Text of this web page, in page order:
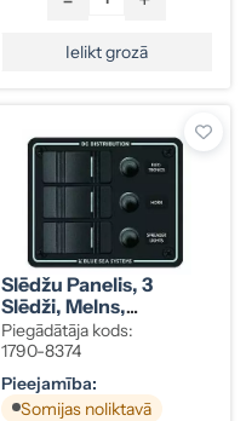
Ielikt grozā
Slēdžu Panelis, 3
Slēdži, Melns,
Ūdensizturīgs IP66, Ar
Automātdrošinātāju,
12/24V, Kods 1790-
8374
Piegādātāja kods:
1790-8374
Pieejamība:
Somijas noliktavā